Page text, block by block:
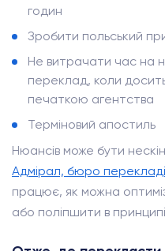
годин
Зробити польський
Не витрачати час на
переклад, коли
печаткою агентства
Терміновий апостиль
Нюансів може бути
Адмірал, бюро
працює, як можна
або поліпшити в